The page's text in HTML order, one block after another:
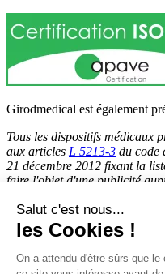
Girodmedical est également
Tous les dispositifs médicaux
aux articles L 5213-3 du code
21 décembre 2012 fixant la
faire l'objet d'une publicité
du code de la santé
être légalement promus et
© 2026 Girodmedical. Tous
Salut c'est nous...
les Cookies !
On a attendu d'être sûrs que le